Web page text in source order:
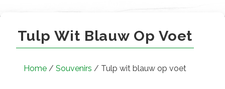
Tulp Wit Blauw Op Voet
Home / Souvenirs / Tulp wit blauw op voet